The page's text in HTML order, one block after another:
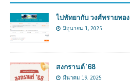
ไปพัทยากับ วงศ์ทรายทอง
มิถุนายน 1, 2025
สงกรานต์ ’68
มีนาคม 19, 2025